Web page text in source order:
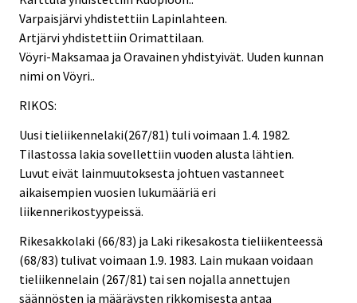
Varpaisjärvi yhdistettiin Lapinlahteen.
Artjärvi yhdistettiin Orimattilaan.
Vöyri-Maksamaa ja Oravainen yhdistyivät. Uuden kunnan
nimi on Vöyri..
RIKOS:
Uusi tieliikennelaki(267/81) tuli voimaan 1.4. 1982.
Tilastossa lakia sovellettiin vuoden alusta lähtien.
Luvut eivät lainmuutoksesta johtuen vastanneet
aikaisempien vuosien lukumääriä eri
liikennerikostyypeissä.
Rikesakkolaki (66/83) ja Laki rikesakosta tieliikenteessä
(68/83) tulivat voimaan 1.9. 1983. Lain mukaan voidaan
tieliikennelain (267/81) tai sen nojalla annettujen
säännösten ja määräysten rikkomisesta antaa